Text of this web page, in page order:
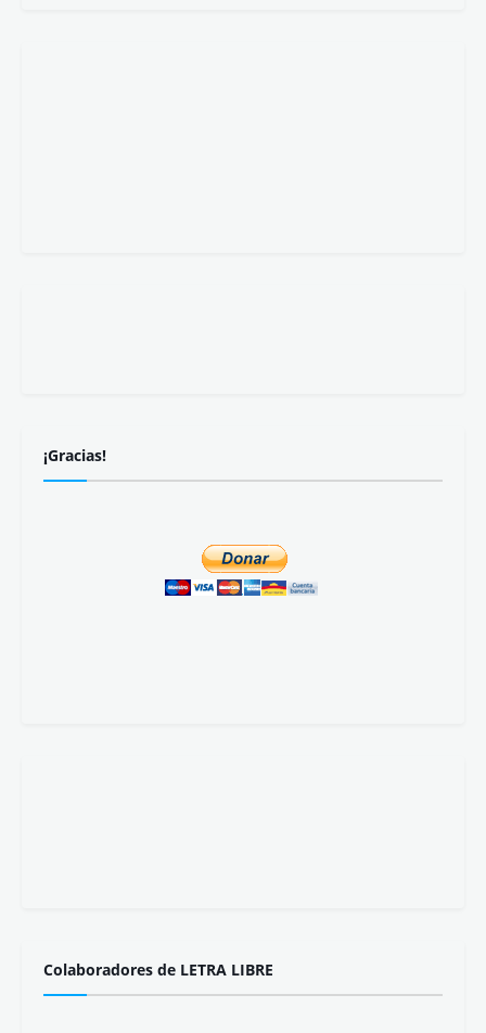
¡Gracias!
Colaboradores de LETRA LIBRE